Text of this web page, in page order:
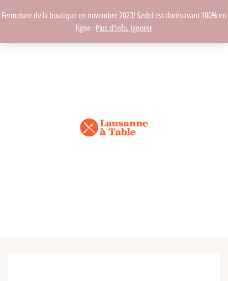
Fermeture de la boutique en novembre 2023! Sedef est dorénavant 100% en
ligne : Plus d'info. Ignorer